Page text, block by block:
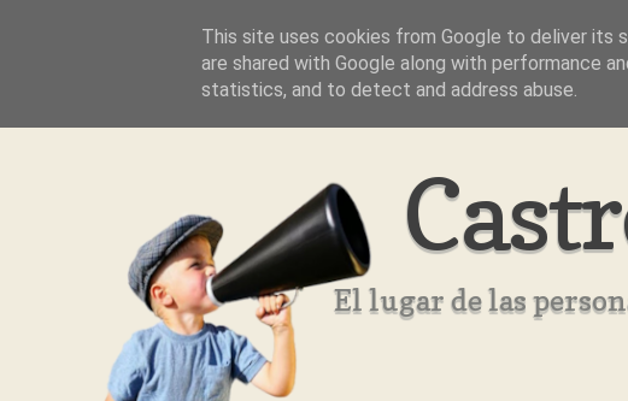
Aviso Legal Quienes Somos ??
El lugar de las
This site uses cookies from Google to deliver its
are shared with Google along with performance
statistics, and to detect and address abuse.